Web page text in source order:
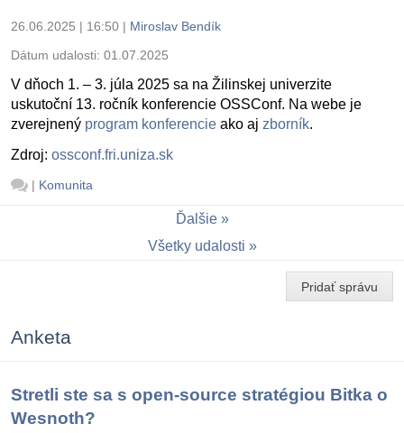
26.06.2025 | 16:50 | Miroslav Bendík
Dátum udalosti: 01.07.2025
V dňoch 1. – 3. júla 2025 sa na Žilinskej univerzite
uskutoční 13. ročník konferencie OSSConf. Na webe je
zverejnený program konferencie ako aj zborník.
Zdroj: ossconf.fri.uniza.sk
| Komunita
Ďalšie
Všetky udalosti
Pridať správu
Anketa
Stretli ste sa s open-source stratégiou Bitka o
Wesnoth?